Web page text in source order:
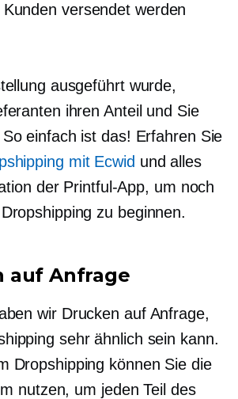
versendet werden
ausgeführt wurde,
ihren Anteil und Sie
einfach ist das! Erfahren Sie
mit Ecwid und alles
der Printful-App, um noch
zu beginnen.
auf Anfrage
wir Drucken auf Anfrage,
sehr ähnlich sein kann.
Dropshipping können Sie die
nutzen, um jeden Teil des